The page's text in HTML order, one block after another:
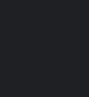
پنهان موفقیت یا شکست در